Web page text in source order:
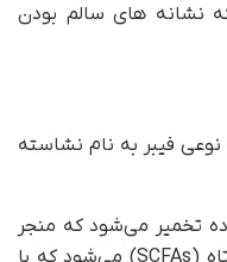
نشانه های سالم بودن
فیبر به نام نشاسته
تخمیر می‌شود که منجر
به تولید اسیدهای چرب با زنجیره کوتاه (SCFAs) می‌شود که با